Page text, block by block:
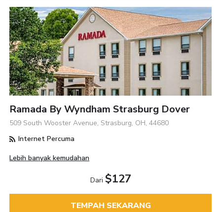
Ramada By Wyndham Strasburg Dover
509 South Wooster Avenue, Strasburg, OH, 44680
Internet Percuma
Lebih banyak kemudahan
Dari $127
TEMPAH SEKARANG